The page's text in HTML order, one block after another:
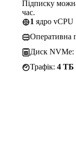
Підписку
час.
1 ядро vCPU
Оперативна
Диск NVMe:
Трафік: 4 TБ